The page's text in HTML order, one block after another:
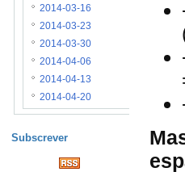
2014-03-16
2014-03-23
2014-03-30
2014-04-06
2014-04-13
2014-04-20
Subscrever